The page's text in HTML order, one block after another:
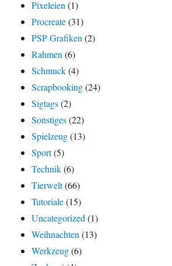
Pixeleien (1)
Procreate(31)
PSP Grafiken (2)
Rahmen (6)
Schmuck(4)
Scrapbooking(24)
Sigtags(2)
Sonstiges(22)
Spielzeug(13)
Sport(5)
Technik(6)
Tierwelt(66)
Tutoriale(15)
Uncategorized (1)
Weihnachten (13)
Werkzeug(6)